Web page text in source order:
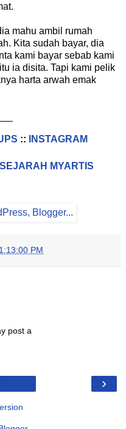
mahu ambil rumah
Kita sudah bayar, dia
kami bayar sebab kami
ia disita. Tapi kami pelik
harta arwah emak
::
INSTAGRAM
SEJARAH MYARTIS
PM
post a
›